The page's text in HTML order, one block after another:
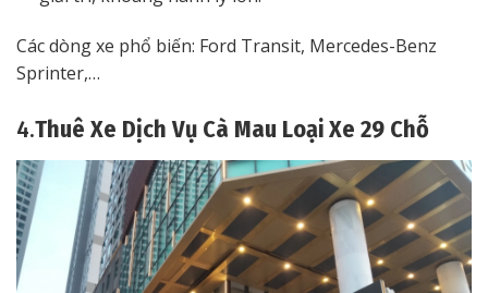
Các dòng xe phổ biến: Ford Transit, Mercedes-Benz
Sprinter,…
4.Thuê Xe Dịch Vụ Cà Mau Loại Xe 29 Chỗ